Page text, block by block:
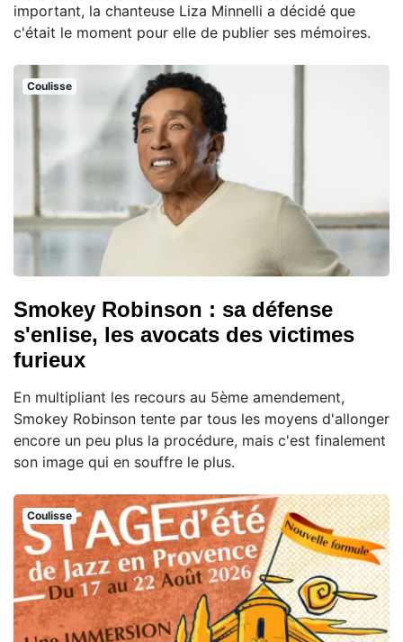
important, la chanteuse Liza Minnelli a décidé que
c'était le moment pour elle de publier ses mémoires.
Coulisse
Smokey Robinson : sa défense
s'enlise, les avocats des victimes
furieux
En multipliant les recours au 5ème amendement,
Smokey Robinson tente par tous les moyens d'allonger
encore un peu plus la procédure, mais c'est finalement
son image qui en souffre le plus.
Coulisse